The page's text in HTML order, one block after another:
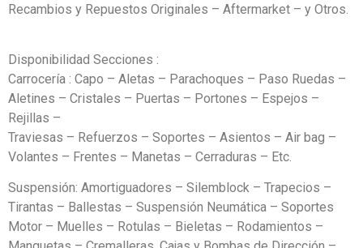
Recambios y Repuestos Originales – Aftermarket – y Otros.
Disponibilidad Secciones :
Carrocería : Capo – Aletas – Parachoques – Paso Ruedas –
Aletines – Cristales – Puertas – Portones – Espejos –
Rejillas –
Traviesas – Refuerzos – Soportes – Asientos – Air bag –
Volantes – Frentes – Manetas – Cerraduras – Etc.
Suspensión: Amortiguadores – Silemblock – Trapecios –
Tirantas – Ballestas – Suspensión Neumática – Soportes
Motor – Muelles – Rotulas – Bieletas – Rodamientos –